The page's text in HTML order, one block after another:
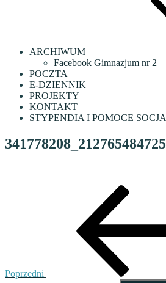
ARCHIWUM
Facebook Gimnazjum nr 2
POCZTA
E-DZIENNIK
PROJEKTY
KONTAKT
STYPENDIA I POMOCE
Poprzedni